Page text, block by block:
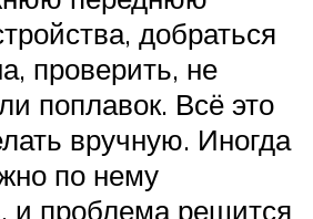
добраться
проверить, не
поплавок. Всё это
вручную. Иногда
по нему
и проблема решится